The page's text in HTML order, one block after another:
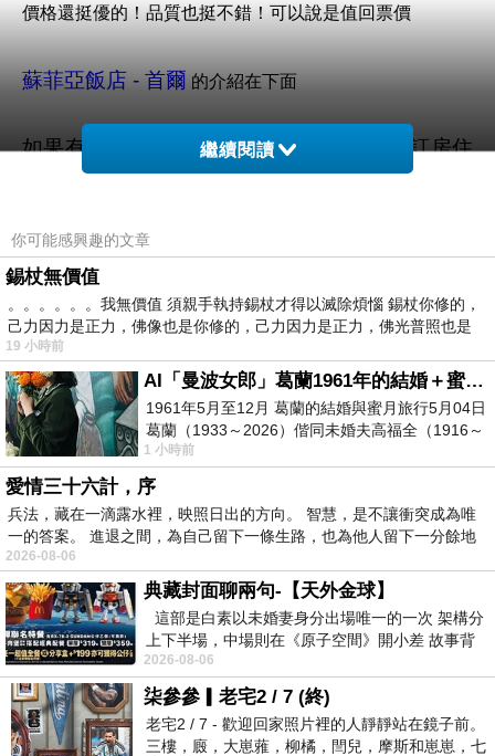
價格還挺優的！品質也挺不錯！可以說是值回票價
蘇菲亞飯店 - 首爾 的介紹在下面
如果有興趣到這附近玩的，不妨可以在這訂房住
看看喔！
PS.若您家裡有0~4歲的小朋友，
費《迪士尼美語世界試用包》
限量特優價格按鈕
繼續閱讀
你可能感興趣的文章
錫杖無價值
。。。。。。我無價值 須親手執持錫杖才得以滅除煩惱 錫杖你修的，
己力因力是正力，佛像也是你修的，己力因力是正力，佛光普照也是
19 小時前
AI「曼波女郎」葛蘭1961年的結婚＋蜜月旅行 #戀上老電影 #葛蘭 #粟子
1961年5月至12月 葛蘭的結婚與蜜月旅行5月04日
葛蘭（1933～2026）偕同未婚夫高福全（1916～
2004）乘郵輪赴倫敦6月15日於英國倫敦St.S
1 小時前
愛情三十六計，序
兵法，藏在一滴露水裡，映照日出的方向。 智慧，是不讓衝突成為唯
一的答案。 進退之間，為自己留下一條生路，也為他人留下一分餘地
2026-08-06
典藏封面聊兩句-【天外金球】
這部是白素以未婚妻身分出場唯一的一次 架構分
上下半場，中場則在《原子空間》開小差 故事背
景影射西藏境外流亡 地下組織
2026-08-06
柒參參▎老宅2 / 7 (終)
老宅2 / 7 - 歡迎回家照片裡的人靜靜站在鏡子前。
三樓，廄，大崽蕥，柳橘，閆兒，摩斯和崽崽，七